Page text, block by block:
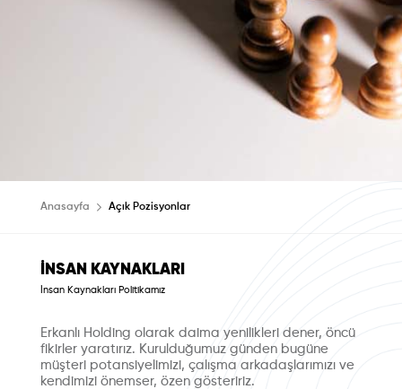
Anasayfa Açık Pozisyonlar
İNSAN KAYNAKLARI
İnsan Kaynakları Politikamız
Erkanlı Holding olarak daima yenilikleri dener, öncü
fikirler yaratırız. Kurulduğumuz günden bugüne
müşteri potansiyelimizi, çalışma arkadaşlarımızı ve
kendimizi önemser, özen gösteririz.